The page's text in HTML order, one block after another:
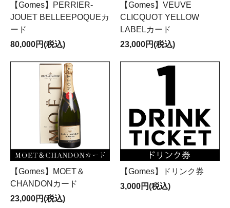
【Gomes】PERRIER-
JOUET BELLEEPOQUEカ
ード
80,000円(税込)
【Gomes】VEUVE
CLICQUOT YELLOW
LABELカード
23,000円(税込)
【Gomes】MOET＆
CHANDONカード
23,000円(税込)
【Gomes】ドリンク券
3,000円(税込)